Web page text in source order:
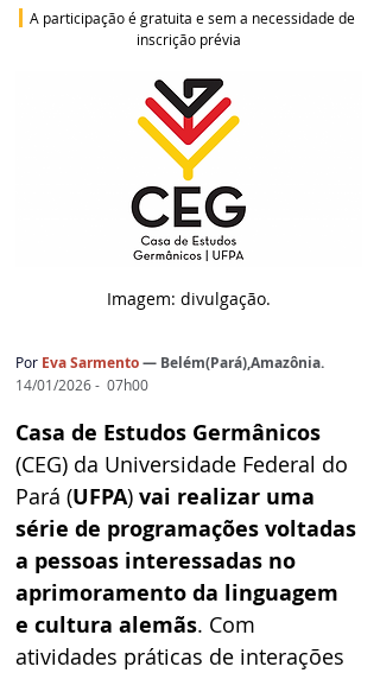
A participação é gratuita e sem a necessidade de
inscrição prévia
Imagem: divulgação.
Por Eva Sarmento— Belém(Pará),Amazônia.
14/01/2026 -  07h00
Casa de Estudos Germânicos
(CEG) da Universidade Federal do
Pará (UFPA) vai realizar uma
série de programações voltadas
a pessoas interessadas no
aprimoramento da linguagem
e cultura alemãs. Com
atividades práticas de interações